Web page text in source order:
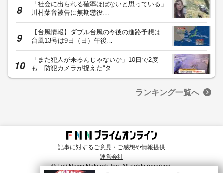
「社会に出られる確率ほぼないと思っている」
川村葉音被告に無期懲役…
【台風情報】ダブル台風の今後の進路予想は
台風13号は9日（日）午後…
「また犯人が来るんじゃないか」10日で2度
も…防犯カメラが捉えた“タ…
ランキング一覧へ
記事に対するご意見・ご感想や情報提供
運営会社
© Fuji News Network, Inc. All rights reserved.